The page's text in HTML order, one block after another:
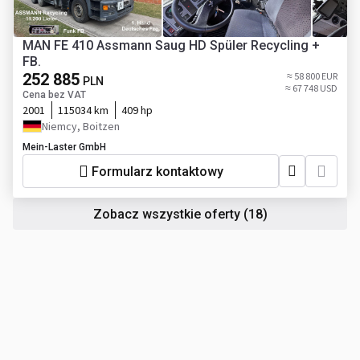
MAN FE 410 Assmann Saug HD Spüler Recycling +
FB.
252 885 PLN
Cena bez VAT
≈ 58 800 EUR
≈ 67 748 USD
2001 115034 km
409 hp
Niemcy, Boitzen
Mein-Laster GmbH
Formularz kontaktowy
Zobacz wszystkie oferty (18)